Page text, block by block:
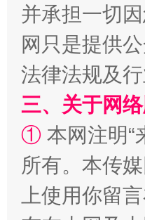
阿坝州三大球赛
并承担一切
网只是提供
法律法规及
三、关于网
① 本网注明“
所有。本传
上使用你留